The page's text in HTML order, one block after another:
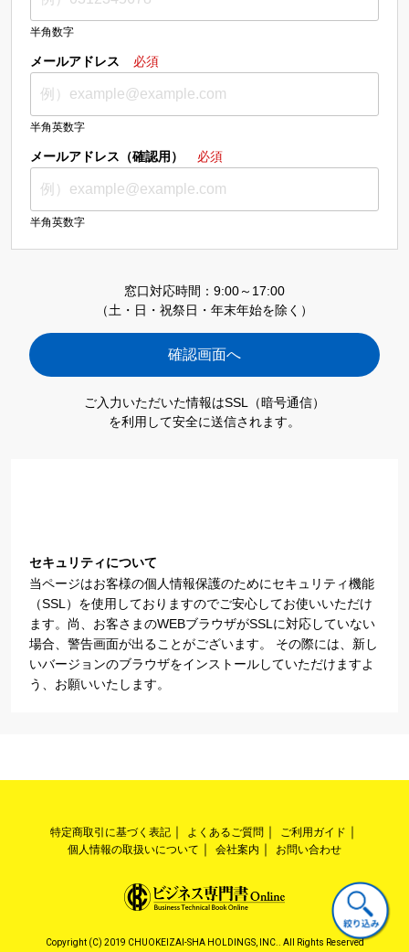
半角数字
メールアドレス 必須
半角英数字
メールアドレス（確認用） 必須
半角英数字
窓口対応時間：9:00～17:00
（土・日・祝祭日・年末年始を除く）
ご入力いただいた情報はSSL（暗号通信）
を利用して安全に送信されます。
セキュリティについて
当ページはお客様の個人情報保護のためにセキュリティ機能
（SSL）を使用しておりますのでご安心してお使いいただけ
ます。尚、お客さまのWEBブラウザがSSLに対応していない
場合、警告画面が出ることがございます。 その際には、新し
いバージョンのブラウザをインストールしていただけますよ
う、お願いいたします。
特定商取引に基づく表記 よくあるご質問
ご利用ガイド
個人情報の取扱いについて
会社案内 お問い合わせ
Copyright (C) 2019 CHUOKEIZAI-SHA HOLDINGS, INC.. All Rights Reserved